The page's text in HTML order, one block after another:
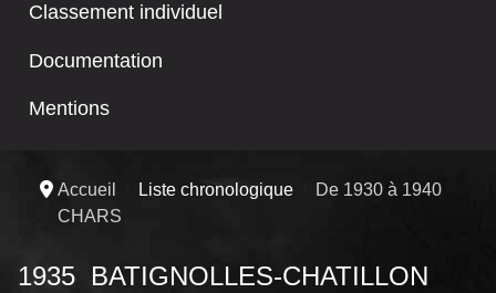
Classement individuel
Documentation
Mentions
Accueil Liste chronologique
De 1930 à 1940
CHARS
1935 BATIGNOLLES-CHATILLON